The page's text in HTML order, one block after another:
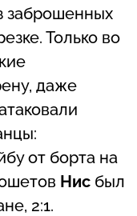
заброшенных
Только во
даже
от борта на
Нис был
2:1.